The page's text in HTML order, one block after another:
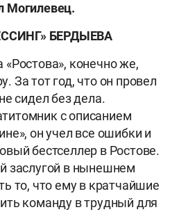
Могилевец.
БЕРДЫЕВА
конечно же,
За тот год, что он провел
сидел без дела.
с описанием
он учел все ошибки и
бестселлер в Ростове.
заслугой в нынешнем
то, что ему в кратчайшие
команду в трудный для